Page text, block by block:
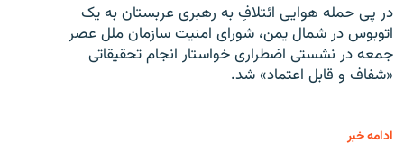
در پی حمله هوایی ائتلافِ به رهبری عربستان به یک
اتوبوس در شمال یمن، شورای امنیت سازمان ملل عصر
جمعه در نشستی اضطراری خواستار انجام تحقیقاتی
«شفاف و قابل اعتماد» شد.
ادامه خبر